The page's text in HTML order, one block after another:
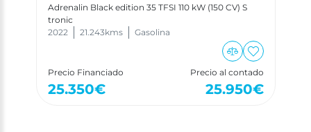
Adrenalin Black edition 35 TFSI 110 kW (150 CV) S
tronic
2022
21.243kms Gasolina
Precio Financiado
25.350€
Precio al contado
25.950€